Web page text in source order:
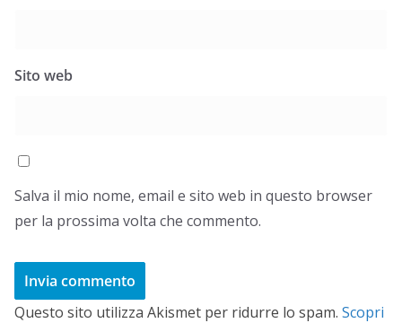
Sito web
Salva il mio nome, email e sito web in questo browser
per la prossima volta che commento.
Questo sito utilizza Akismet per ridurre lo spam. Scopri